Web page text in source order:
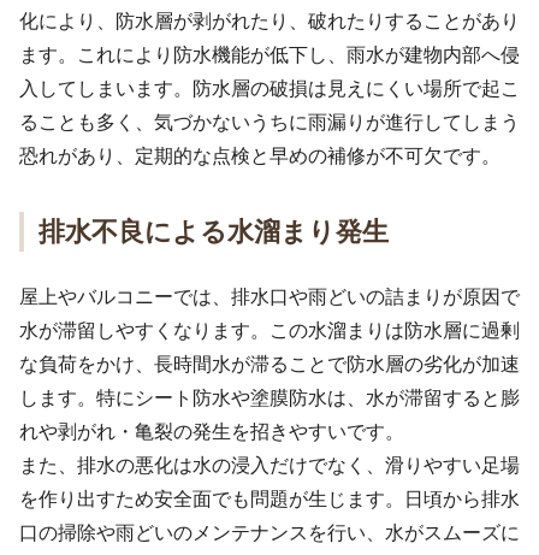
化により、防水層が剥がれたり、破れたりすることがあり
ます。これにより防水機能が低下し、雨水が建物内部へ侵
入してしまいます。防水層の破損は見えにくい場所で起こ
ることも多く、気づかないうちに雨漏りが進行してしまう
恐れがあり、定期的な点検と早めの補修が不可欠です。
排水不良による水溜まり発生
屋上やバルコニーでは、排水口や雨どいの詰まりが原因で
水が滞留しやすくなります。この水溜まりは防水層に過剰
な負荷をかけ、長時間水が滞ることで防水層の劣化が加速
します。特にシート防水や塗膜防水は、水が滞留すると膨
れや剥がれ・亀裂の発生を招きやすいです。
また、排水の悪化は水の浸入だけでなく、滑りやすい足場
を作り出すため安全面でも問題が生じます。日頃から排水
口の掃除や雨どいのメンテナンスを行い、水がスムーズに